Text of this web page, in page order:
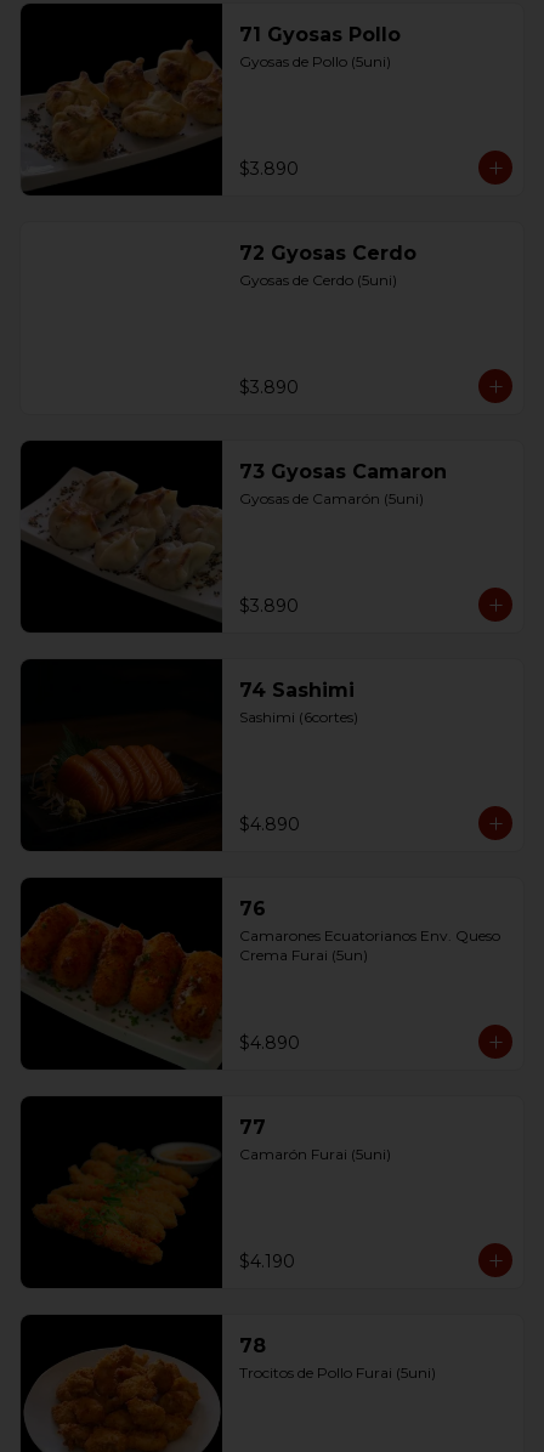
71 Gyosas Pollo
Gyosas de Pollo (5uni)
$3.890
72 Gyosas Cerdo
Gyosas de Cerdo (5uni)
$3.890
73 Gyosas Camaron
Gyosas de Camarón (5uni)
$3.890
74 Sashimi
Sashimi (6cortes)
$4.890
76
Camarones Ecuatorianos Env. Queso
Crema Furai (5un)
$4.890
77
Camarón Furai (5uni)
$4.190
78
Trocitos de Pollo Furai (5uni)